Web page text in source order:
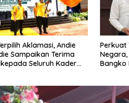
Andie
Terima
Kader
Perkuat Tata Kelola
Negara, BPN
Bangko Bangun